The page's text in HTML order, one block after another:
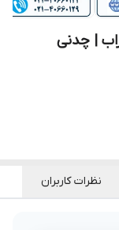
نظرات کاربران